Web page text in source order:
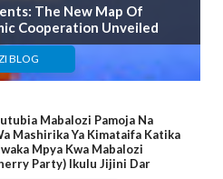
The New Map Of
Cooperation Unveiled
BLOG
Mabalozi Pamoja Na
Mashirika Ya Kimataifa Katika
Mpya Kwa Mabalozi
Party) Ikulu Jijini Dar